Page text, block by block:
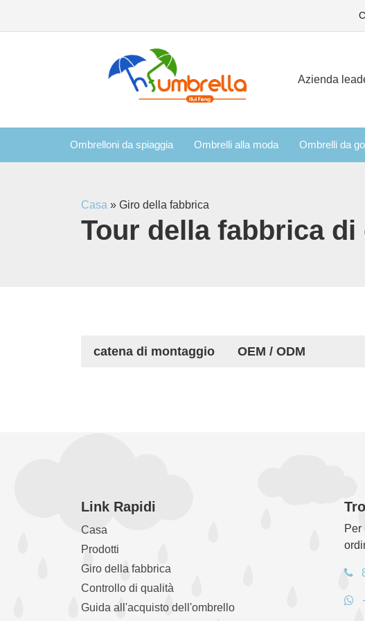
Azienda
Ombrelloni da spiaggia Ombrelli alla moda Ombrelli da
Casa » Giro della fabbrica
Tour della fabbrica
catena di montaggio OEM / ODM
Link Rapidi
Casa
Prodotti
Giro della fabbrica
Controllo di qualità
Guida all'acquisto dell'ombrello
Per